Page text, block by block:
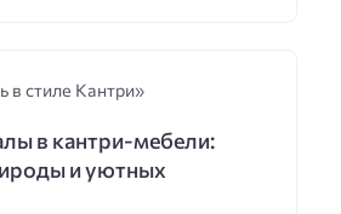
стиле Кантри»
в кантри-мебели:
и уютных